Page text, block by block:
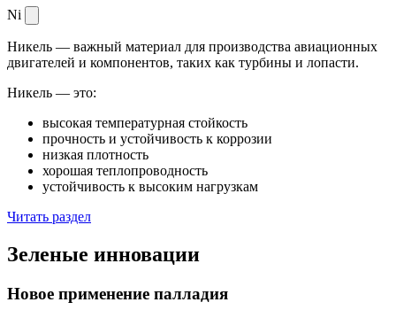
Ni
Никель — важный материал для производства авиационных
двигателей и компонентов, таких как турбины и лопасти.
Никель — это:
высокая температурная стойкость
прочность и устойчивость к коррозии
низкая плотность
хорошая теплопроводность
устойчивость к высоким нагрузкам
Читать раздел
Зеленые инновации
Новое применение палладия